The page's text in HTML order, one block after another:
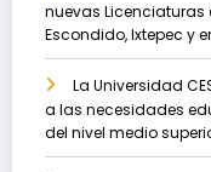
nuevas Licenciaturas
Escondido, Ixtepec y
La Universidad
a las necesidades
del nivel medio